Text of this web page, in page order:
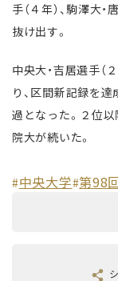
手（４年）、駒澤大・
抜け出す。
中央大・吉居選手（
り、区間新記録を
過となった。２位以
院大が続いた。
#中央大学#第98